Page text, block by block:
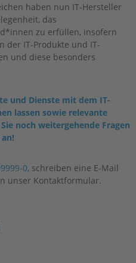
haben nun IT-Hersteller
das
zu erfüllen, insofern
der IT-Produkte und IT-
und diese besonders
und Dienste mit dem IT-
lassen sowie relevante
noch weitergehende Fragen
0, schreiben eine E-Mail
unser Kontaktformular.